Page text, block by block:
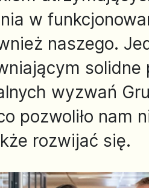
w
naszego.
solidne
wyzwań
pozwoliło nam
rozwijać się.